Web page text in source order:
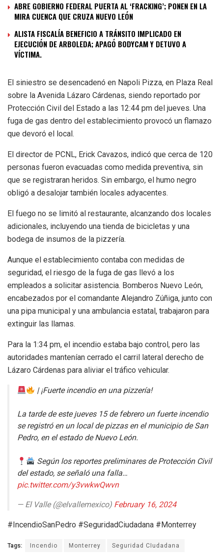
ABRE GOBIERNO FEDERAL PUERTA AL ‘FRACKING’; PONEN EN LA
MIRA CUENCA QUE CRUZA NUEVO LEÓN
ALISTA FISCALÍA BENEFICIO A TRÁNSITO IMPLICADO EN
EJECUCIÓN DE ARBOLEDA; APAGÓ BODYCAM Y DETUVO A
VÍCTIMA.
El siniestro se desencadenó en Napoli Pizza, en Plaza Real
sobre la Avenida Lázaro Cárdenas, siendo reportado por
Protección Civil del Estado a las 12:44 pm del jueves. Una
fuga de gas dentro del establecimiento provocó un flamazo
que devoró el local.
El director de PCNL, Erick Cavazos, indicó que cerca de 120
personas fueron evacuadas como medida preventiva, sin
que se registraran heridos. Sin embargo, el humo negro
obligó a desalojar también locales adyacentes.
El fuego no se limitó al restaurante, alcanzando dos locales
adicionales, incluyendo una tienda de bicicletas y una
bodega de insumos de la pizzería.
Aunque el establecimiento contaba con medidas de
seguridad, el riesgo de la fuga de gas llevó a los
empleados a solicitar asistencia. Bomberos Nuevo León,
encabezados por el comandante Alejandro Zúñiga, junto con
una pipa municipal y una ambulancia estatal, trabajaron para
extinguir las llamas.
Para la 1:34 pm, el incendio estaba bajo control, pero las
autoridades mantenían cerrado el carril lateral derecho de
Lázaro Cárdenas para aliviar el tráfico vehicular.
| ¡Fuerte incendio en una pizzería!
La tarde de este jueves 15 de febrero un fuerte incendio
se registró en un local de pizzas en el municipio de San
Pedro, en el estado de Nuevo León.
Según los reportes preliminares de Protección Civil
del estado, se señaló una falla…
pic.twitter.com/y3vwkwQwvn
— El Valle (@elvallemexico) February 16, 2024
#IncendioSanPedro #SeguridadCiudadana #Monterrey
Tags: Incendio Monterrey Seguridad CIudadana